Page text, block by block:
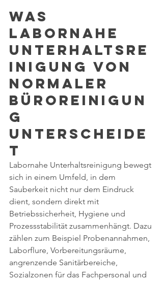
Was
labornahe
Unterhaltsre
inigung von
normaler
Büroreinigun
g
unterscheide
t
Labornahe Unterhaltsreinigung bewegt
sich in einem Umfeld, in dem
Sauberkeit nicht nur dem Eindruck
dient, sondern direkt mit
Betriebssicherheit, Hygiene und
Prozessstabilität zusammenhängt. Dazu
zählen zum Beispiel Probenannahmen,
Laborflure, Vorbereitungsräume,
angrenzende Sanitärbereiche,
Sozialzonen für das Fachpersonal und